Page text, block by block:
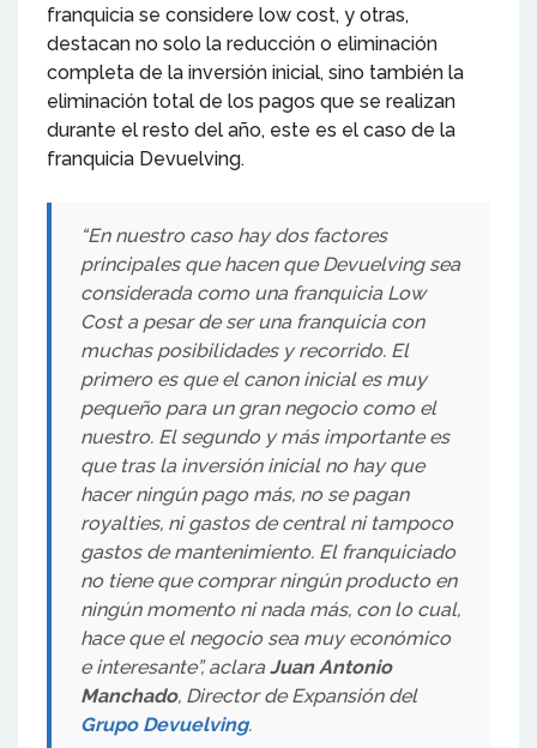
franquicia se considere low cost, y otras,
destacan no solo la reducción o eliminación
completa de la inversión inicial, sino también la
eliminación total de los pagos que se realizan
durante el resto del año, este es el caso de la
franquicia Devuelving.
“En nuestro caso hay dos factores
principales que hacen que Devuelving sea
considerada como una franquicia Low
Cost a pesar de ser una franquicia con
muchas posibilidades y recorrido. El
primero es que el canon inicial es muy
pequeño para un gran negocio como el
nuestro. El segundo y más importante es
que tras la inversión inicial no hay que
hacer ningún pago más, no se pagan
royalties, ni gastos de central ni tampoco
gastos de mantenimiento. El franquiciado
no tiene que comprar ningún producto en
ningún momento ni nada más, con lo cual,
hace que el negocio sea muy económico
e interesante”, aclara Juan Antonio
Manchado, Director de Expansión del
Grupo Devuelving.